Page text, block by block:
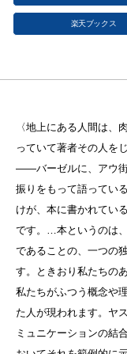
楽天ブックス
〈地上にある人間は、
っていて著者その人を
——バーゼルに、アウ
振りをもって語ってい
けが、本に書かれてい
です。…本というのは
であることの、一つの
す。ときおり私たちの
私たちがふつう概念や
た人が現われます。ヤ
ミュニケーションの結